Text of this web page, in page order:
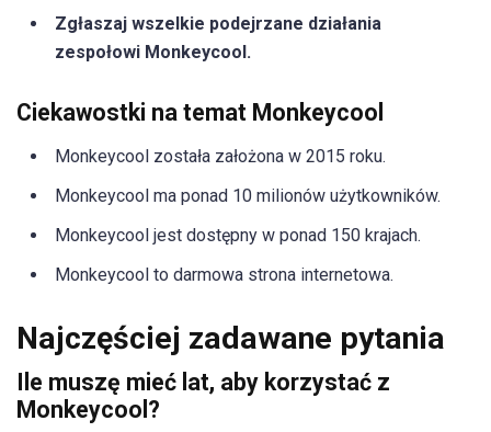
Zgłaszaj wszelkie podejrzane działania
zespołowi Monkeycool.
Ciekawostki na temat Monkeycool
Monkeycool została założona w 2015 roku.
Monkeycool ma ponad 10 milionów użytkowników.
Monkeycool jest dostępny w ponad 150 krajach.
Monkeycool to darmowa strona internetowa.
Najczęściej zadawane pytania
Ile muszę mieć lat, aby korzystać z
Monkeycool?